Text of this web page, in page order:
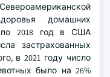
домашних
2018 год в США
застрахованных
в 2021 году число
было на 26%